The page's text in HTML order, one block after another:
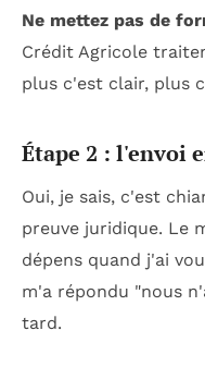
Ne mettez pas de
Crédit Agricole
plus c'est clair, plus
Étape 2 : l'envoi
Oui, je sais, c'est
preuve juridique. Le
dépens quand j'ai
m'a répondu "nous
tard.